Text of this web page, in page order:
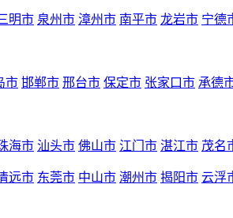
明市 泉州市 漳州市 南平市 龙岩市 宁德
市 邯郸市 邢台市 保定市 张家口市 承德
海市 汕头市 佛山市 江门市 湛江市 茂名
远市 东莞市 中山市 潮州市 揭阳市 云浮